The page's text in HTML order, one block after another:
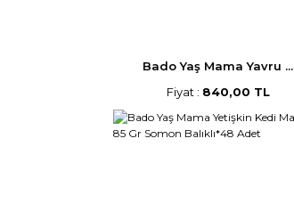
Bado Yaş Mama Yavru ...
Fiyat : 840,00 TL